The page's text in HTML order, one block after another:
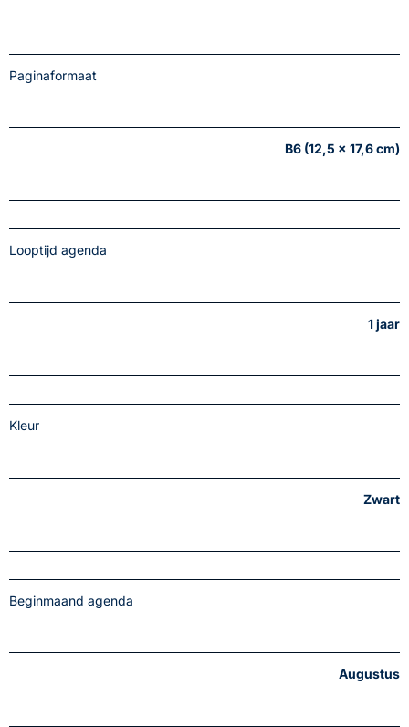
Paginaformaat
B6 (12,5 x 17,6 cm)
Looptijd agenda
1 jaar
Kleur
Zwart
Beginmaand agenda
Augustus